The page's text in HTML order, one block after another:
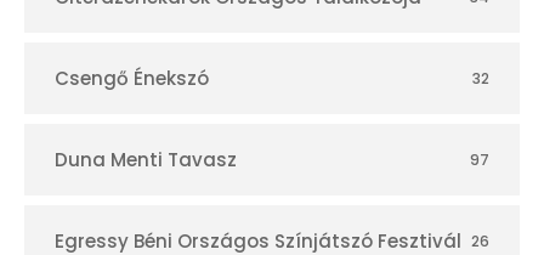
Csengő Énekszó 32
Duna Menti Tavasz 97
Egressy Béni Országos Színjátszó Fesztivál 26